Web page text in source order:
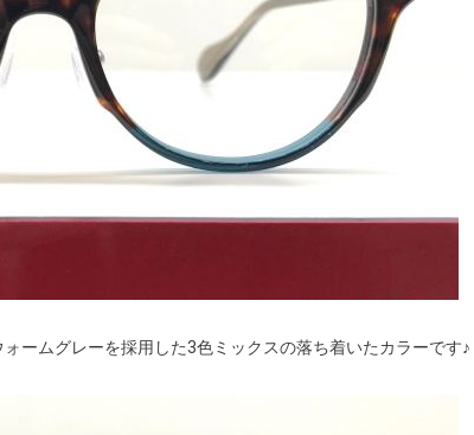
ームグレーを採用した3色ミックスの落ち着いたカラーです♪